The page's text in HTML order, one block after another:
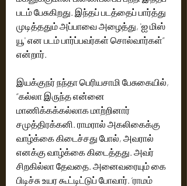
படம் பேசுகிறது. இந்தப் படத்தைப் பார்த்து
முடித்ததும் அப்பாவை அழைத்து, 'ஐ மிஸ்
யூ' என படம் பார்ப்பவர்கள் சொல்வார்கள்”
என்றார்.
இயக்குநர் நந்தா பெரியசாமி பேசுகையில்,
“கல்லா இருந்த என்னை
மாணிக்கக்கல்லாக மாற்றினார்
சமுத்திரக்கனி. ராமரால் அகலிகைக்கு
வாழ்க்கை கிடைச்சது போல், அவரால்
எனக்கு வாழ்க்கை கிடைத்தது. அவர்
சிறகில்லா தேவதை. அனைவரையும் கை
பிடிச்சு உயர கூட்டிட்டுப் போவார். ‘ராமம்